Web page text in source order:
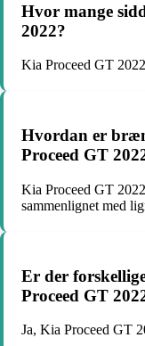
Hvor mange
2022?
Kia Proceed GT
Hvordan er
Proceed GT
Kia Proceed GT
sammenlignet med
Er der
Proceed GT
Ja, Kia Proceed GT